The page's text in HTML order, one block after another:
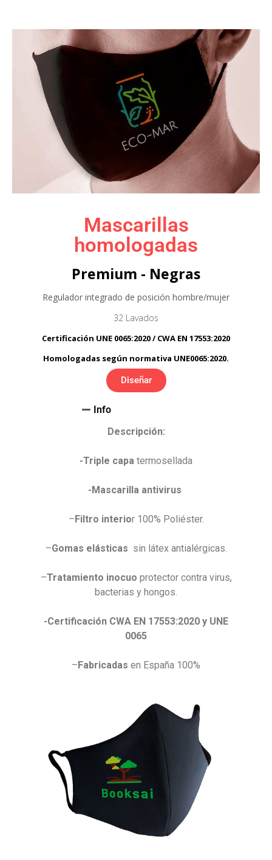
Mascarillas
homologadas
Premium - Negras
Regulador integrado de posición hombre/mujer
32 Lavados
Certificación UNE 0065:2020 / CWA EN 17553:2020
Homologadas según normativa UNE0065:2020.
Diseñar
Info
Descripción:
-Triple capa termosellada
-Mascarilla antivirus
–Filtro interior 100% Poliéster.
–Gomas elásticas sin látex antialérgicas.
–Tratamiento inocuo protector contra virus,
bacterias y hongos.
-Certificación CWA EN 17553:2020 y UNE
0065
–Fabricadas en España 100%